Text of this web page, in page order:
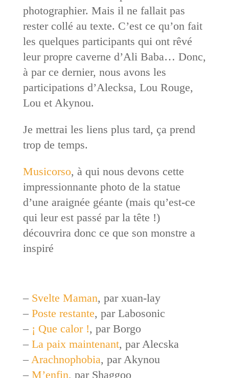
photographier. Mais il ne fallait pas
rester collé au texte. C’est ce qu’on fait
les quelques participants qui ont rêvé
leur propre caverne d’Ali Baba… Donc,
à par ce dernier, nous avons les
participations d’Alecksa, Lou Rouge,
Lou et Akynou.
Je mettrai les liens plus tard, ça prend
trop de temps.
Musicorso, à qui nous devons cette
impressionnante photo de la statue
d’une araignée géante (mais qu’est-ce
qui leur est passé par la tête !)
découvrira donc ce que son monstre a
inspiré
– Svelte Maman, par xuan-lay
– Poste restante, par Labosonic
– ¡ Que calor !, par Borgo
– La paix maintenant, par Alecska
– Arachnophobia, par Akynou
– M’enfin, par Shaggoo